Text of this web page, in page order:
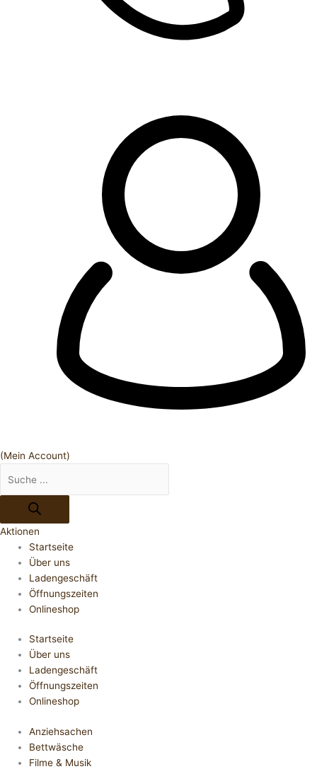
(Mein Account)
Aktionen
Startseite
Über uns
Ladengeschäft
Öffnungszeiten
Onlineshop
Startseite
Über uns
Ladengeschäft
Öffnungszeiten
Onlineshop
Anziehsachen
Bettwäsche
Filme & Musik